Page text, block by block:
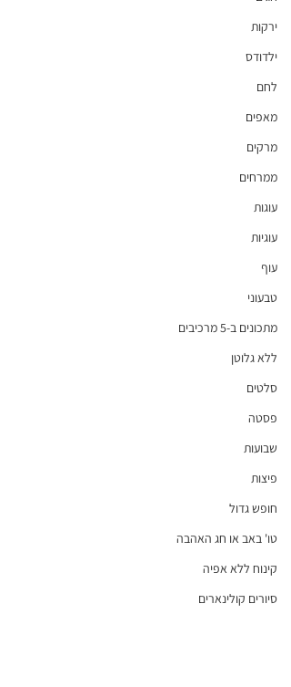
ירקות
ילדודס
לחם
מאפים
מרקים
ממרחים
עוגות
עוגיות
עוף
טבעוני
מתכונים ב-5 מרכיבים
ללא גלוטן
סלטים
פסטה
שבועות
פיצות
חופש גדול
טו' באב או חג האהבה
קינוח ללא אפיה
סיורים קולינארים